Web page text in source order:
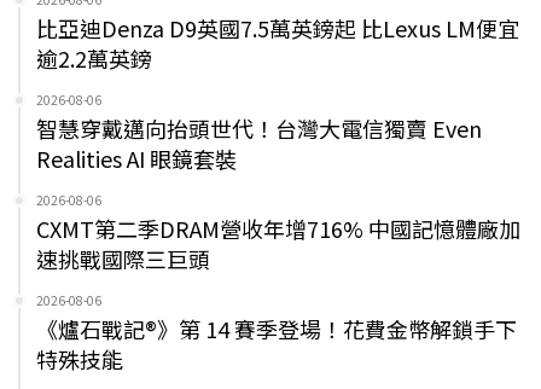
比亞迪Denza D9英國7.5萬英鎊起 比Lexus LM便宜
逾2.2萬英鎊
2026-08-06
智慧穿戴邁向抬頭世代！台灣大電信獨賣 Even
Realities AI 眼鏡套裝
2026-08-06
CXMT第二季DRAM營收年增716% 中國記憶體廠加
速挑戰國際三巨頭
2026-08-06
《爐石戰記®》第 14 賽季登場！花費金幣解鎖手下
特殊技能